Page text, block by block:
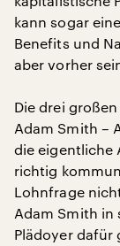
kann sogar
Benefits und
aber vorher
Die drei
Adam Smith –
die eigentliche
richtig
Lohnfrage
Adam Smith in
Plädoyer dafür